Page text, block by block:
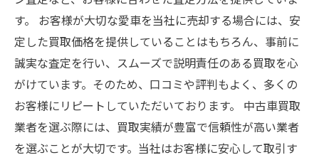
す。 お客様が大切な愛車を当社に売却する場合には、安
定した買取価格を提供していることはもちろん、事前に
誠実な査定を行い、スムーズで説明責任のある買取を心
がけています。そのため、口コミや評判もよく、多くの
お客様にリピートしていただいております。 中古車買取
業者を選ぶ際には、買取実績が豊富で信頼性が高い業者
を選ぶことが大切です。当社はお客様に安心して取引す